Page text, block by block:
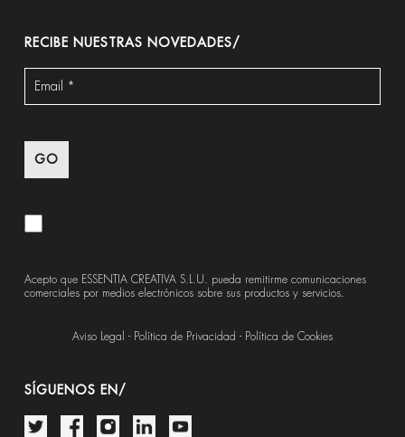
RECIBE NUESTRAS NOVEDADES/
Acepto que ESSENTIA CREATIVA S.L.U. pueda remitirme comunicaciones
comerciales por medios electrónicos sobre sus productos y servicios.
Aviso Legal - Política de Privacidad - Política de Cookies
SÍGUENOS EN/